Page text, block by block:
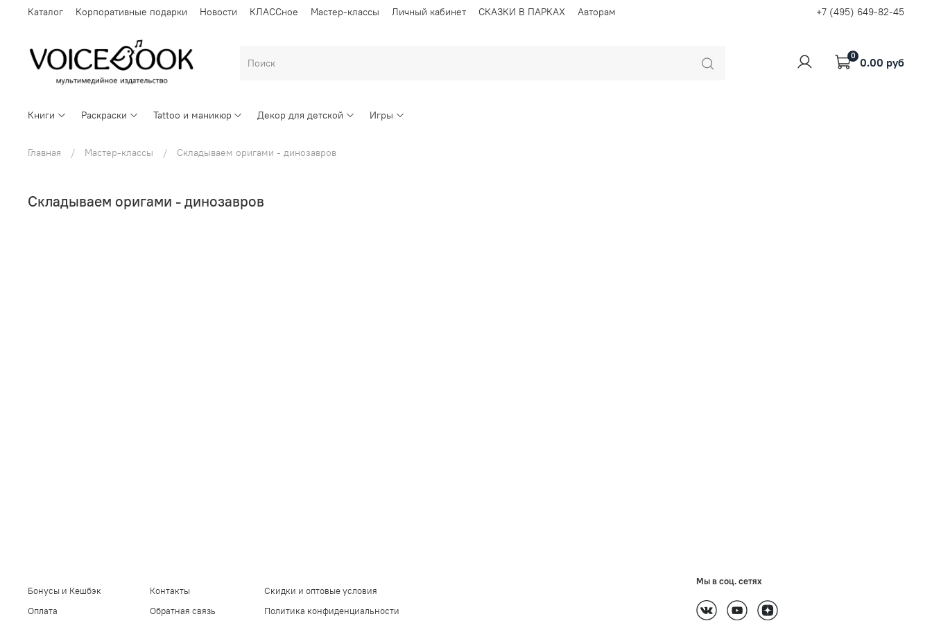
Каталог Корпоративные подарки Новости КЛАССное Мастер-классы Личный кабинет СКАЗКИ В ПАРКАХ Авторам +7 (495) 649-82-45
0 0.00 руб
Книги Раскраски Tattoo и маникюр Декор для детской Игры
Главная Мастер-классы Складываем оригами - динозавров
Складываем оригами - динозавров
Бонусы и Кешбэк
Оплата
Контакты
Обратная связь
Скидки и оптовые условия
Политика конфиденциальности
Мы в соц. сетях